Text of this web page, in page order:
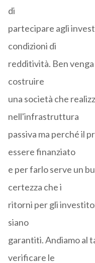
di
partecipare agli
condizioni di
redditività. Ben
costruire
una società che
nell'infrastruttura
passiva ma perché il
essere finanziato
e per farlo serve un
certezza che i
ritorni per gli
siano
garantiti. Andiamo al
verificare le